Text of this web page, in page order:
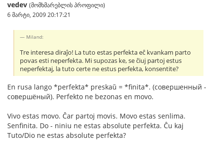
vedev (მომხმარებლის პროფილი)
6 მარტი, 2009 20:17:21
Miland:
Tre interesa diraĵo! La tuto estas perfekta eĉ kvankam parto
povas esti neperfekta. Mi supozas ke, se ĉiuj partoj estus
neperfektaj, la tuto certe ne estus perfekta, konsentite?
En rusa lango *perfekta* preskaŭ = *finita*. (совершенный -
совершёный). Perfekto ne bezonas en movo.
Vivo estas movo. Ĉar partoj movis. Movo estas senlima.
Senfinita. Do - niniu ne estas absolute perfekta. Ĉu kaj
Tuto/Dio ne estas absolute perfekta?